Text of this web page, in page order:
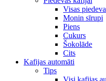
Visas
Monin sīrupi
Piens
Cukurs
Šokolāde
Cits
Kafijas automāti
Tips
Visi kafijas